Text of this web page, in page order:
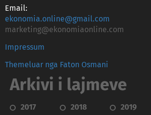
Email:
ekonomia.online@gmail.com
marketing@ekonomiaonline.com
Impressum
Themeluar nga Faton Osmani
Arkivi i lajmeve
2017 2018 2019